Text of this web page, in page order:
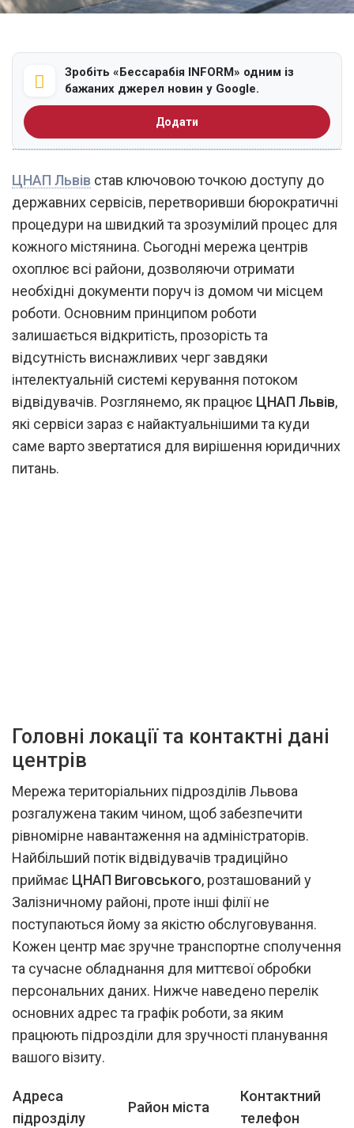
Зробіть «Бессарабія INFORM» одним із
бажаних джерел новин у Google.
Додати
ЦНАП Львів став ключовою точкою доступу до
державних сервісів, перетворивши бюрократичні
процедури на швидкий та зрозумілий процес для
кожного містянина. Сьогодні мережа центрів
охоплює всі райони, дозволяючи отримати
необхідні документи поруч із домом чи місцем
роботи. Основним принципом роботи
залишається відкритість, прозорість та
відсутність виснажливих черг завдяки
інтелектуальній системі керування потоком
відвідувачів. Розглянемо, як працює ЦНАП Львів,
які сервіси зараз є найактуальнішими та куди
саме варто звертатися для вирішення юридичних
питань.
Головні локації та контактні дані
центрів
Мережа територіальних підрозділів Львова
розгалужена таким чином, щоб забезпечити
рівномірне навантаження на адміністраторів.
Найбільший потік відвідувачів традиційно
приймає ЦНАП Виговського, розташований у
Залізничному районі, проте інші філії не
поступаються йому за якістю обслуговування.
Кожен центр має зручне транспортне сполучення
та сучасне обладнання для миттєвої обробки
персональних даних. Нижче наведено перелік
основних адрес та графік роботи, за яким
працюють підрозділи для зручності планування
вашого візиту.
Адреса
підрозділу
Район міста
Контактний
телефон